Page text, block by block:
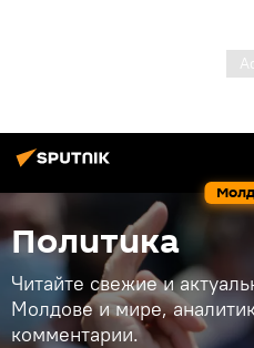
Политика
Читайте свежие и
Молдове и мире,
комментарии.